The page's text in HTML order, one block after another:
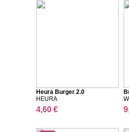
Heura Burger 2.0
HEURA
4,60 €